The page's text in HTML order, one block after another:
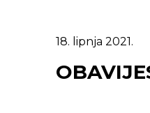
18. lipnja 2021.